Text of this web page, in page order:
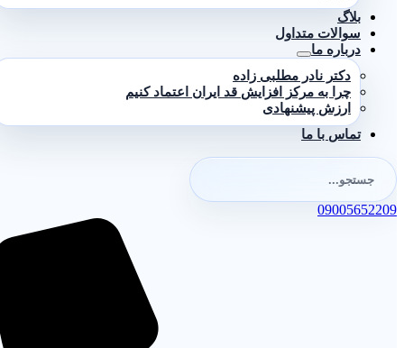
بلاگ
سوالات متداول
درباره ما
دکتر نادر مطلبی زاده
چرا به مرکز افزایش قد ایران اعتماد کنیم
ارزش پیشنهادی
تماس با ما
جستجو
برای:
جستجو
09005652209